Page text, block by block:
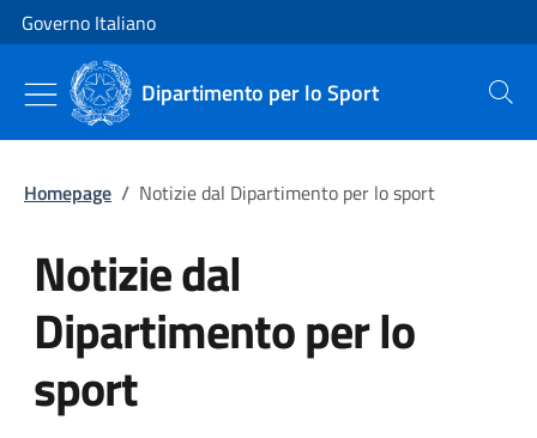
Vai al contenuto
Vai alla navigazione del sito
Governo Italiano
Dipartimento per lo Sport Cerca
Homepage / Notizie dal Dipartimento per lo sport
Notizie dal
Dipartimento per lo
sport